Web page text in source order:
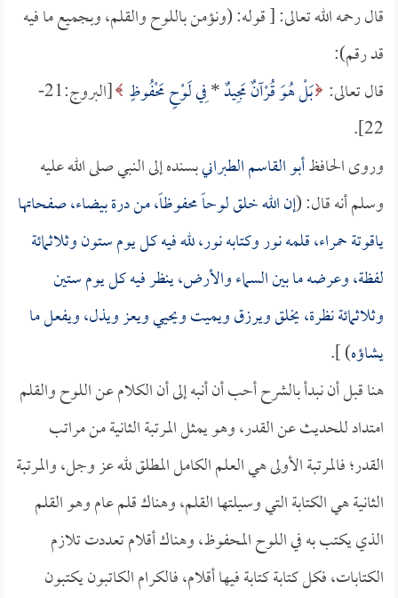
قال رحمه الله تعالى: [ قوله: (ونؤمن باللوح والقلم، وبجميع ما فيه
قد رقم):
قال تعالى: بَلْ هُوَ قُرْآنٌ مَجِيدٌ*فِي لَوْحٍ مَحْفُوظٍ
[البروج:21-
22].
وروى الحافظأبو القاسم الطبرانيبسنده إلى النبي صلى الله عليه
وسلم أنه قال: (إن الله خلق لوحاً محفوظاً، من درة بيضاء، صفحاتها
ياقوتة حمراء، قلمه نور وكتابه نور، لله فيه كل يوم ستون وثلاثمائة
لفظة، وعرضه ما بين السماء والأرض، ينظر فيه كل يوم ستين
وثلاثمائة نظرة، يخلق ويرزق ويميت ويحيي ويعز ويذل، ويفعل ما
يشاؤه) ].
هنا قبل أن نبدأ بالشرح أحب أن أنبه إلى أن الكلام عن اللوح والقلم
امتداد للحديث عن القدر، وهو يمثل المرتبة الثانية من مراتب
القدر؛ فالمرتبة الأولى هي العلم الكامل المطلق لله عز وجل، والمرتبة
الثانية هي الكتابة التي وسيلتها القلم، وهناك قلم عام وهو القلم
الذي يكتب به في اللوح المحفوظ، وهناك أقلام تعددت تلازم
الكتابات، فكل كتابة كتابة فيها أقلام، فالكرام الكاتبون يكتبون